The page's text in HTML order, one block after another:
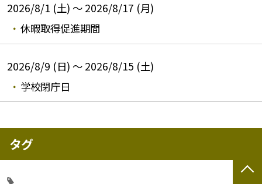
2026/8/1 (土) ～ 2026/8/17 (月)
休暇取得促進期間
2026/8/9 (日) ～ 2026/8/15 (土)
学校閉庁日
タグ